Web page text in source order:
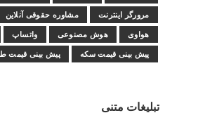
مرورگر اینترنت مشاوره حقوقی آنلاین
هواوی هوش مصنوعی واتساپ
پیش بینی قیمت سکه پیش بینی قیمت
تبلیغات متنی